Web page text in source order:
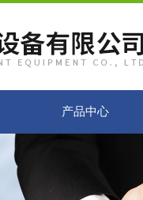
产品中心